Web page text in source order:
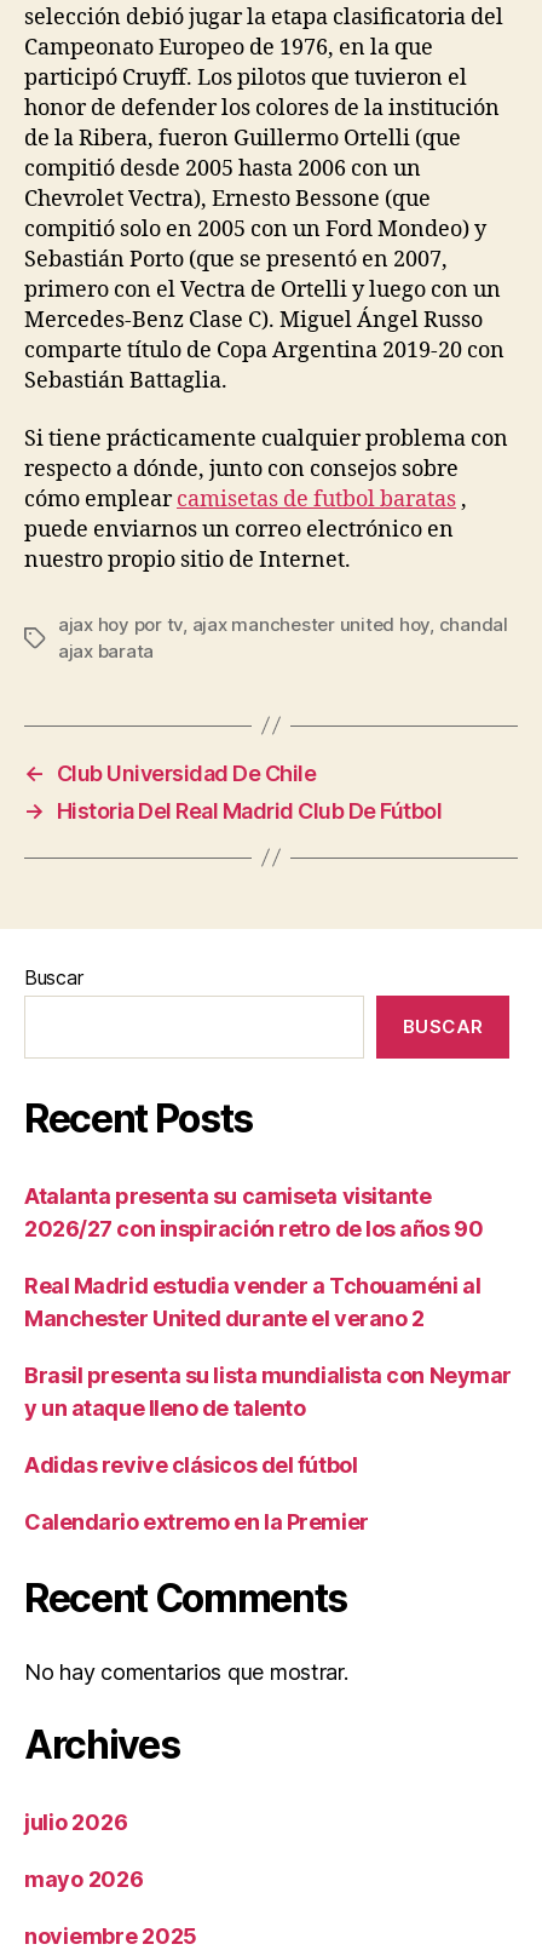
selección debió jugar la etapa clasificatoria del
Campeonato Europeo de 1976, en la que
participó Cruyff. Los pilotos que tuvieron el
honor de defender los colores de la institución
de la Ribera, fueron Guillermo Ortelli (que
compitió desde 2005 hasta 2006 con un
Chevrolet Vectra), Ernesto Bessone (que
compitió solo en 2005 con un Ford Mondeo) y
Sebastián Porto (que se presentó en 2007,
primero con el Vectra de Ortelli y luego con un
Mercedes-Benz Clase C). Miguel Ángel Russo
comparte título de Copa Argentina 2019-20 con
Sebastián Battaglia.
Si tiene prácticamente cualquier problema con
respecto a dónde, junto con consejos sobre
cómo emplearcamisetas de futbol baratas ,
puede enviarnos un correo electrónico en
nuestro propio sitio de Internet.
Etiquetas
ajax hoy por tv ajax manchester united hoy chandal
ajax barata
←
Club Universidad De Chile
→
Historia Del Real Madrid Club De Fútbol
Buscar
BUSCAR
Recent Posts
Atalanta presenta su camiseta visitante
2026/27 con inspiración retro de los años 90
Real Madrid estudia vender a Tchouaméni al
Manchester United durante el verano 2
Brasil presenta su lista mundialista con Neymar
y un ataque lleno de talento
Adidas revive clásicos del fútbol
Calendario extremo en la Premier
Recent Comments
No hay comentarios que mostrar.
Archives
julio 2026
mayo 2026
noviembre 2025